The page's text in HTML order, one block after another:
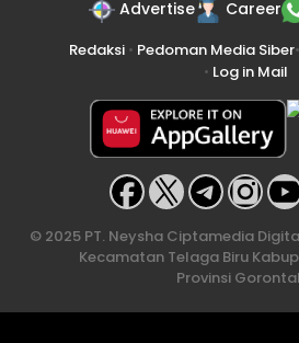
Advertise Career
Redaksi• Pedoman Media Siber•
• Log in Mail
© 2025 PT. Neysha Ciptamedia
Kecamatan Telaga Biru
Provinsi